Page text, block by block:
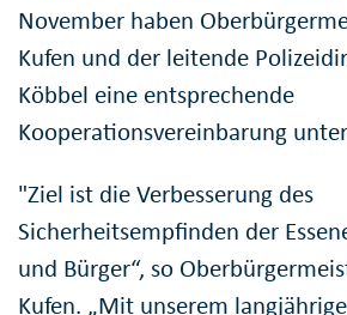
November haben
Kufen und der leitende
Köbbel eine entsprechende
Kooperationsvereinbarung
"Ziel ist die Verbesserung des
Sicherheitsempfinden der
und Bürger“, so
Kufen. „Mit unserem